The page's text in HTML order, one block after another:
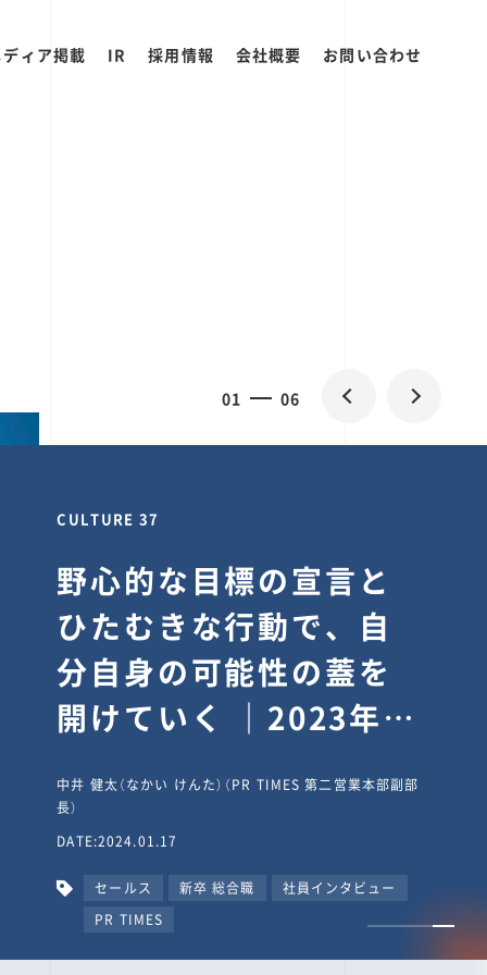
ィア掲載 IR 採用情報 会社概要 お問い合わせ
01 06
CULTURE 37
野心的な目標の宣言と
ひたむきな行動で、自
分自身の可能性の蓋を
開けていく ｜2023年度
タビュー #PR
TIMESな人たち
中井 健太（なかい けんた）（PR TIMES 第二営業本部副部
長）
DATE:2024.01.17
セールス 新卒 総合職
社員インタビュー
PR TIMES